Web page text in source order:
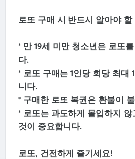
로또 구매 시 반드시 알아야 할
* 만 19세 미만 청소년은 로또
다.
* 로또 구매는 1인당 회당 최대
니다.
* 구매한 로또 복권은 환불이
* 로또는 과도하게 몰입하지
것이 중요합니다.
로또, 건전하게 즐기세요!